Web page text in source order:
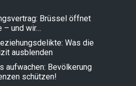
Brüssel öffnet
– und wir…
Was die
ausblenden
aufwachen: Bevölkerung
schützen!